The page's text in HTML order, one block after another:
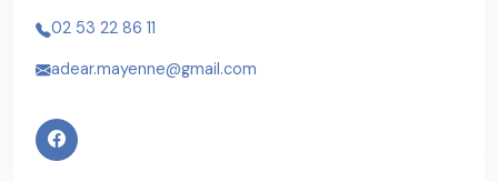
02 53 22 86 11
adear.mayenne@gmail.com